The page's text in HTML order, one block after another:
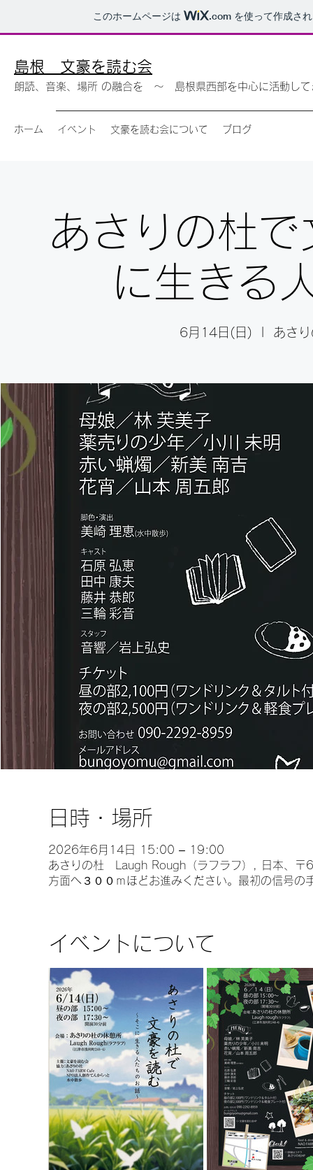
このホームページは .com を使って作成さ
島根 ​​文豪を読む会
朗読、音楽、場所 の融合を ～ 島根県西部を中心に活動して
ホーム イベント 文豪を読む会について ブログ
あさりの杜
に生きる
6月14日(日) あさ
日時・場所
2026年6月14日 15:00 – 19:00
あさりの杜 Laugh Rough（ラフラフ）, 日本、
方面へ３００ｍほどお進みください。最初の信号の
イベントについて